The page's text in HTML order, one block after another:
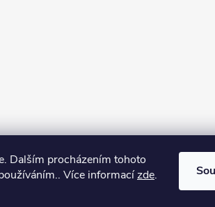
Dalším procházením tohoto
Více informacízde.